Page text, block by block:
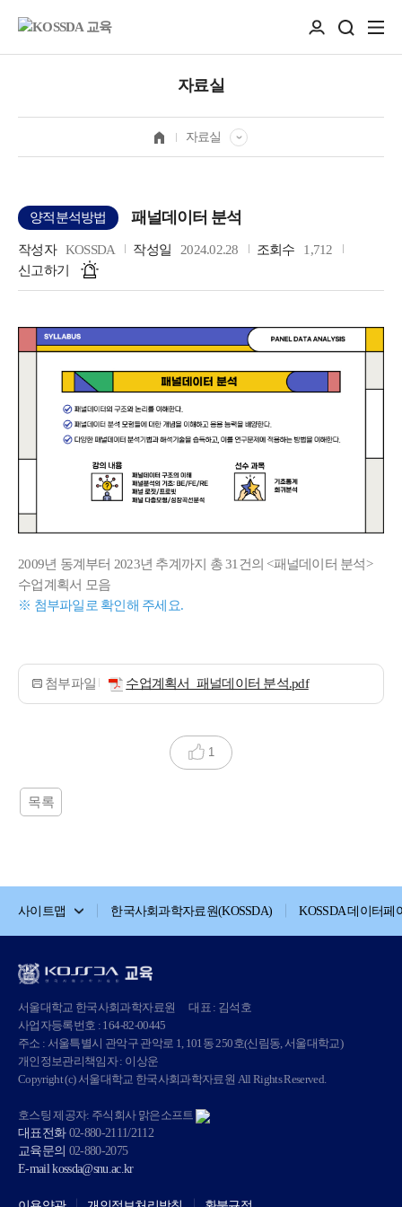
자료실
자료실
양적분석방법 패널데이터 분석
작성자 KOSSDA 작성일 2024.02.28 조회수
1,712
신고하기
2009년 동계부터 2023년 추계까지 총 31건의 <패널데이터 분석>
수업계획서 모음
※ 첨부파일로 확인해 주세요.
첨부파일 수업계획서_패널데이터 분석.pdf
1
목록
사이트맵 한국사회과학자료원(KOSSDA) KOSSDA 데이터페
서울대학교 한국사회과학자료원
대표 : 김석호
사업자등록번호 : 164-82-00445
주소 : 서울특별시 관악구 관악로 1, 101동 250호(신림동, 서울대학교)
개인정보관리책임자 : 이상운
Copyright (c) 서울대학교 한국사회과학자료원 All Rights Reserved.
호스팅 제공자: 주식회사 맑은소프트
대표전화02-880-2111/2112
교육문의 02-880-2075
E-mail kossda@snu.ac.kr